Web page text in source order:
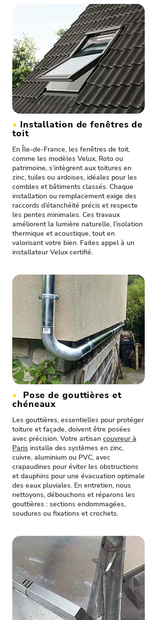
• Installation de fenêtres de
toit
En Île-de-France, les fenêtres de toit,
comme les modèles Velux, Roto ou
patrimoine, s’intègrent aux toitures en
zinc, tuiles ou ardoises, idéales pour les
combles et bâtiments classés. Chaque
installation ou remplacement exige des
raccords d’étanchéité précis et respecte
les pentes minimales. Ces travaux
améliorent la lumière naturelle, l’isolation
thermique et acoustique, tout en
valorisant votre bien. Faites appel à un
installateur Velux certifié.
• Pose de gouttières et
chéneaux
Les gouttières, essentielles pour protéger
toiture et façade, doivent être posées
avec précision. Votre artisan couvreur à
Paris installe des systèmes en zinc,
cuivre, aluminium ou PVC, avec
crapaudines pour éviter les obstructions
et dauphins pour une évacuation optimale
des eaux pluviales. En entretien, nous
nettoyons, débouchons et réparons les
gouttières : sections endommagées,
soudures ou fixations et crochets.